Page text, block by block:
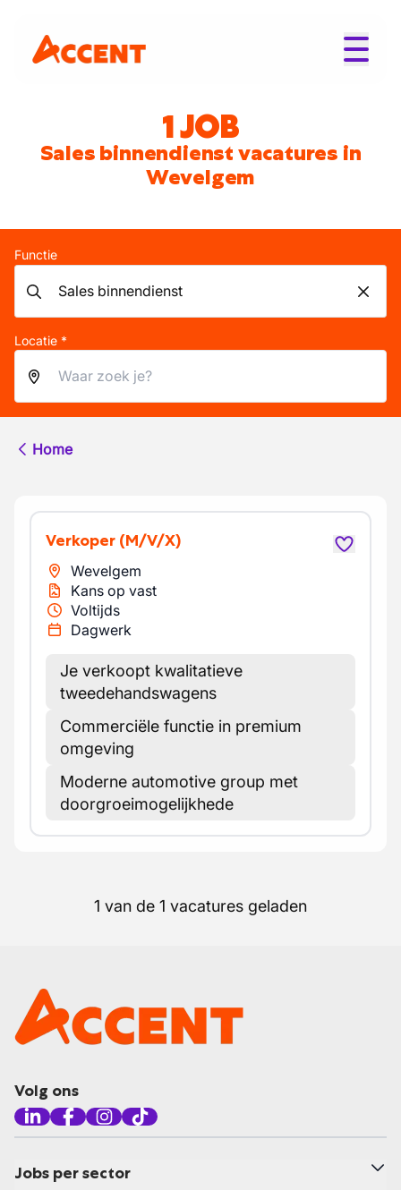
1 JOB
Sales binnendienst vacatures in
Wevelgem
Functie
Locatie *
Home
Verkoper (M/V/X)
Wevelgem
Kans op vast
Voltijds
Dagwerk
Je verkoopt kwalitatieve
tweedehandswagens
Commerciële functie in premium
omgeving
Moderne automotive group met
doorgroeimogelijkhede
1 van de 1 vacatures geladen
Volg ons
Jobs per sector